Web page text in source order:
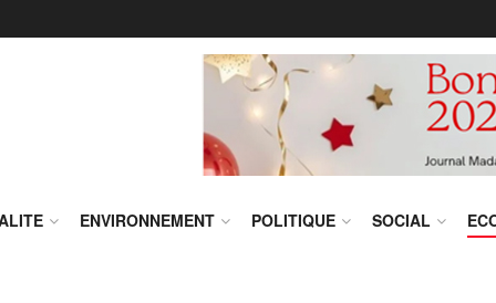
ENVIRONNEMENT POLITIQUE SOCIAL